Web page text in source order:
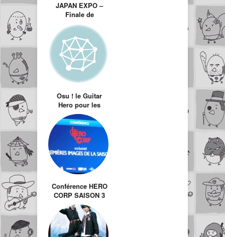
JAPAN EXPO –
Finale de
l’European
Cosplay Gathering
Osu ! le Guitar
Hero pour les
otaku fan du Japon
sur PC et gratuit !
Conférence HERO
CORP SAISON 3